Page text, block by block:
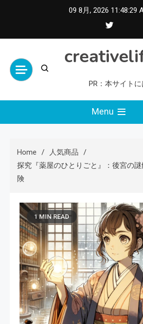
09 8月, 2026 11:48:31
PR：本サイト
Menu
Home
人気商品
探究『薬屋のひとりごと』：後宮の
険
1 MIN READ